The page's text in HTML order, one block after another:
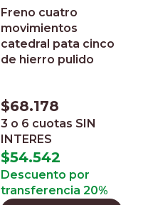
Freno cuatro
movimientos
catedral pata cinco
de hierro pulido
$68.178
3 o 6 cuotas SIN
INTERES
$54.542
Descuento por
transferencia 20%